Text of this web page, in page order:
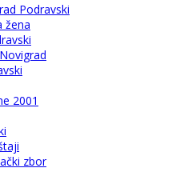
Podravski
žena
2001
zbor